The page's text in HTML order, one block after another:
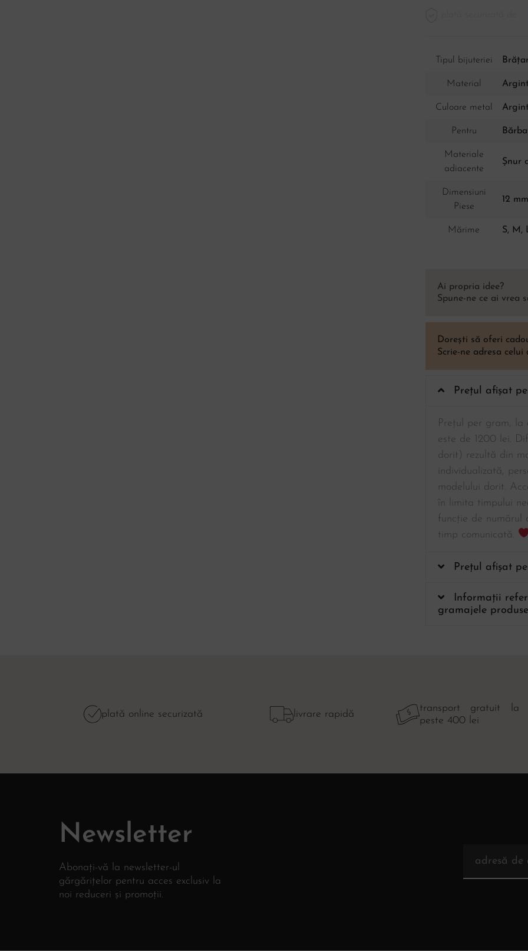
Tipul bijuteriei
Material
Culoare metal
Pentru
Materiale
adiacente
Șnur
Dimensiuni
Piese
12 mm
Mărime S, M,
Ai propria idee?
Spune-ne ce ai vrea
Dorești să oferi
Scrie-ne adresa celui
Prețul afișat
Prețul per gram,
este de 1200 lei.
dorit) rezultă din
individualizată,
modelului dorit.
în limita timpului
funcție de numărul
timp comunicată.
Prețul afișat
Informații
gramajele
plată online securizată livrare rapidă
transport gratuit la
peste 400 lei
Newsletter
Abonați-vă la newsletter-ul
gărgărițelor pentru acces exclusiv la
noi reduceri și promoții.